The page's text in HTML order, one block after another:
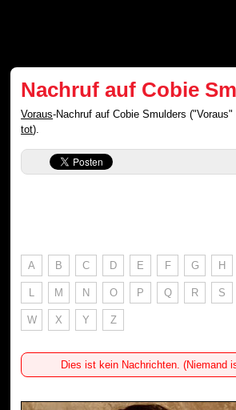
Nachruf auf Cobie
Voraus-Nachruf auf Cobie Smulders
tot).
A B C D E F G H
L M N O P Q R S
W X Y Z
Dies ist kein Nachrichten. (Niemand